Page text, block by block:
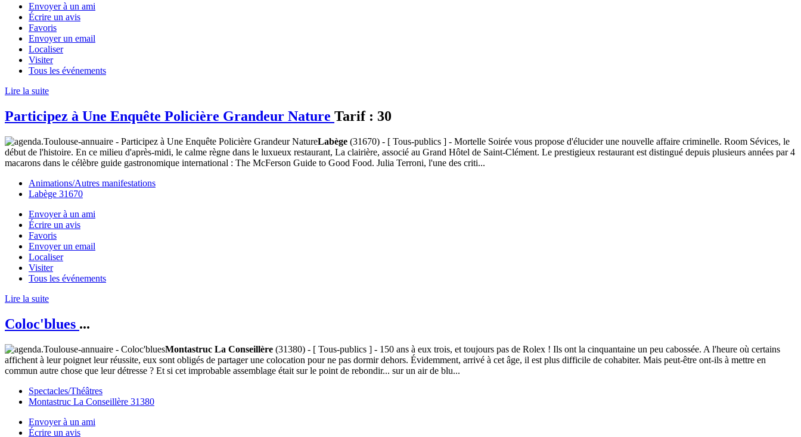
Envoyer à un ami
Écrire un avis
Favoris
Envoyer un email
Localiser
Visiter
Tous les événements
Lire la suite
Participez à Une Enquête Policière Grandeur Nature Tarif : 30
Labège (31670) - [ Tous-publics ] - Mortelle Soirée vous propose d'élucider une nouvelle affaire criminelle. Room Sévices, le
début de l'histoire. En ce milieu d'après-midi, le calme règne dans le luxueux restaurant, La clairière, associé au Grand Hôtel de Saint-Clément. Le prestigieux restaurant est distingué depuis plusieurs années par 4
macarons dans le célèbre guide gastronomique international : The McFerson Guide to Good Food. Julia Terroni, l'une des criti...
Animations/Autres manifestations
Labège 31670
Envoyer à un ami
Écrire un avis
Favoris
Envoyer un email
Localiser
Visiter
Tous les événements
Lire la suite
Coloc'blues ...
Montastruc La Conseillère (31380) - [ Tous-publics ] - 150 ans à eux trois, et toujours pas de Rolex ! Ils ont la cinquantaine un peu cabossée. A l'heure où certains
affichent à leur poignet leur réussite, eux sont obligés de partager une colocation pour ne pas dormir dehors. Évidemment, arrivé à cet âge, il est plus difficile de cohabiter. Mais peut-être ont-ils à mettre en
commun autre chose que leur détresse ? Et si cet improbable assemblage était sur le point de rebondir... sur un air de blu...
Spectacles/Théâtres
Montastruc La Conseillère 31380
Envoyer à un ami
Écrire un avis